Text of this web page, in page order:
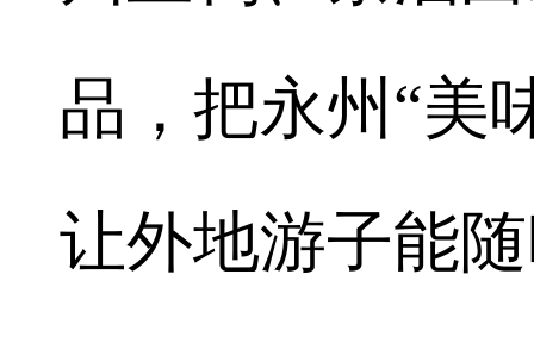
品，把永州“美
让外地游子能